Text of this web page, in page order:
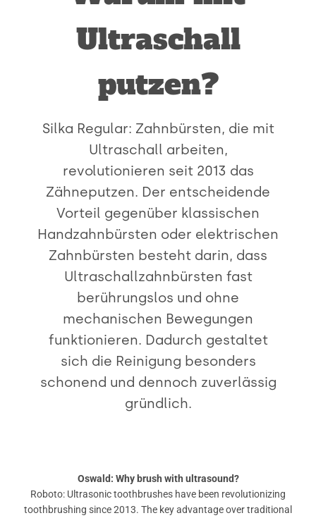
Ultraschall
putzen?
Silka Regular: Zahnbürsten, die mit
Ultraschall arbeiten,
revolutionieren seit 2013 das
Zähneputzen. Der entscheidende
Vorteil gegenüber klassischen
Handzahnbürsten oder elektrischen
Zahnbürsten besteht darin, dass
Ultraschallzahnbürsten fast
berührungslos und ohne
mechanischen Bewegungen
funktionieren. Dadurch gestaltet
sich die Reinigung besonders
schonend und dennoch zuverlässig
gründlich.
Oswald: Why brush with ultrasound?
Roboto: Ultrasonic toothbrushes have been revolutionizing
toothbrushing since 2013. The key advantage over traditional